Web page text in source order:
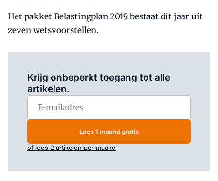
Het pakket Belastingplan 2019 bestaat dit jaar uit
zeven wetsvoorstellen.
Krijg onbeperkt toegang tot alle
artikelen.
Lees 1 maand gratis
of lees 2 artikelen per maand